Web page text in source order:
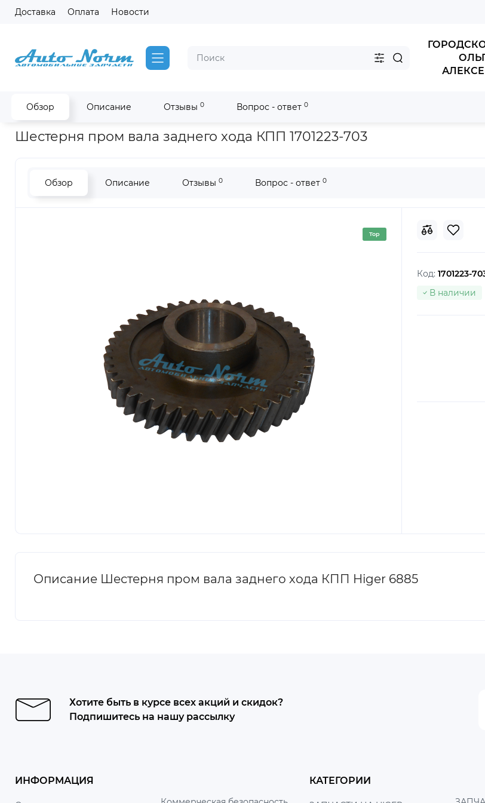
Доставка Оплата Новости
Обзор Описание Отзывы 0 Вопрос - ответ 0
Главная Запчасти Higer Шестерня пром вала заднего хода КПП Higer 6885
Шестерня пром вала заднего хода КПП 1701223-703
Обзор Описание Отзывы 0 Вопрос - ответ 0
Top
Код: 1701223-
В наличии
Описание Шестерня пром вала заднего хода КПП Higer 6885
Хотите быть в курсе всех акций и скидок?
Подпишитесь на нашу рассылку
ИНФОРМАЦИЯ КАТЕГОРИИ